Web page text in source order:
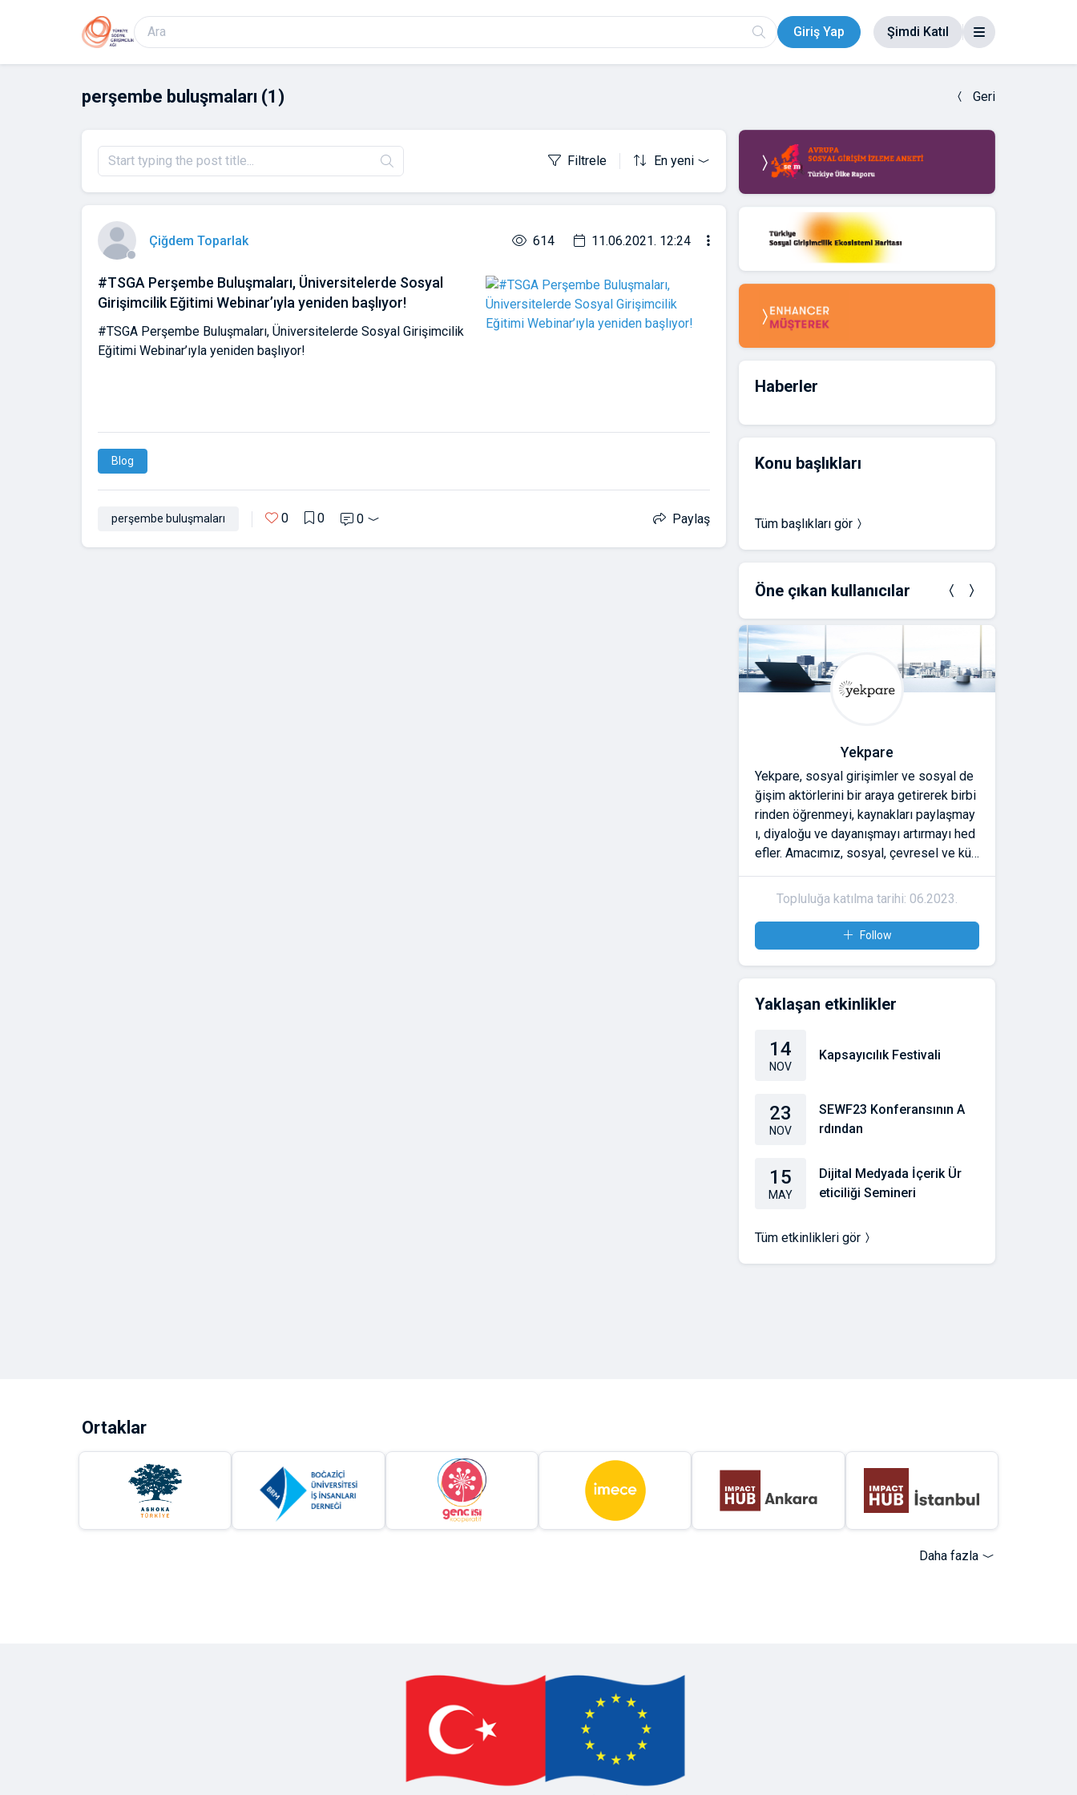
Giriş Yap Şimdi Katıl
perşembe buluşmaları (1) Geri
Filtrele En yeni
Çiğdem Toparlak 614 11.06.2021. 12:24
#TSGA Perşembe Buluşmaları, Üniversitelerde Sosyal
Girişimcilik Eğitimi Webinar’ıyla yeniden başlıyor!
#TSGA Perşembe Buluşmaları, Üniversitelerde Sosyal Girişimcilik
Eğitimi Webinar’ıyla yeniden başlıyor!
Blog
perşembe buluşmaları 0 0 0 Paylaş
Haberler
Konu başlıkları
Tüm başlıkları gör
Öne çıkan kullanıcılar
Yekpare
Yekpare, sosyal girişimler ve sosyal de
ğişim aktörlerini bir araya getirerek birbi
rinden öğrenmeyi, kaynakları paylaşmay
ı, diyaloğu ve dayanışmayı artırmayı hed
efler. Amacımız, sosyal, çevresel ve kült
ürel meseleler için çalışanların güvene d
ayalı ilişkiler kurmasını ve etkilerini büyü
tmesini desteklemektir. Yekpare'ye katıl
dığınızda;
* Atölyeler ve buluşmalarla bağlarınızı g
üçlendirme,
* Ulusal ve uluslararası ağlarda görünür
Topluluğa katılma tarihi: 06.2023.
Follow
Yaklaşan etkinlikler
14
NOV
Kapsayıcılık Festivali
23
NOV
SEWF23 Konferansının A
rdından
15
MAY
Dijital Medyada İçerik Ür
eticiliği Semineri
Tüm etkinlikleri gör
Ortaklar
Daha fazla